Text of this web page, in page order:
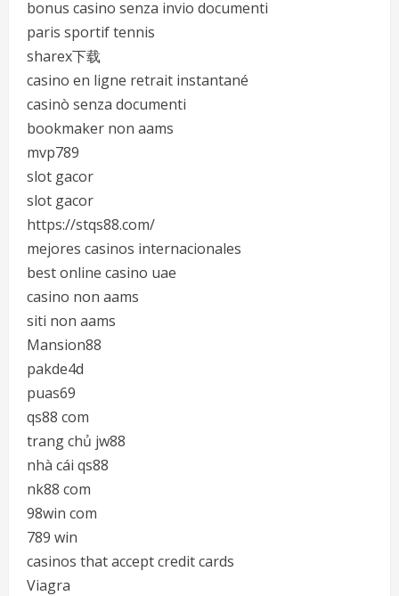
bonus casino senza invio documenti
paris sportif tennis
sharex下载
casino en ligne retrait instantané
casinò senza documenti
bookmaker non aams
mvp789
slot gacor
slot gacor
https://stqs88.com/
mejores casinos internacionales
best online casino uae
casino non aams
siti non aams
Mansion88
pakde4d
puas69
qs88 com
trang chủ jw88
nhà cái qs88
nk88 com
98win com
789 win
casinos that accept credit cards
Viagra